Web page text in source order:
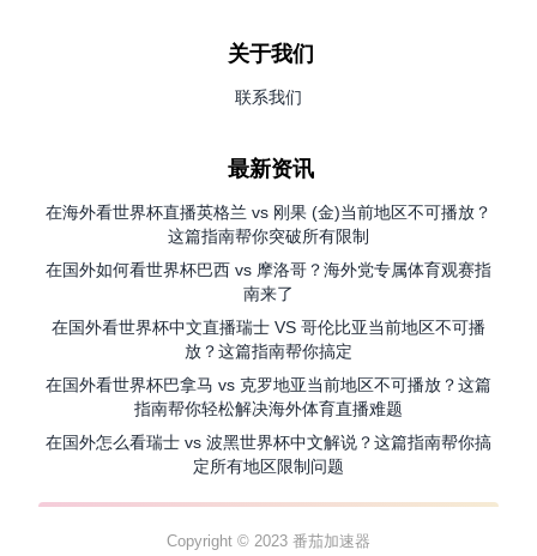
关于我们
联系我们
最新资讯
在海外看世界杯直播英格兰 vs 刚果 (金)当前地区不可播放？
这篇指南帮你突破所有限制
在国外如何看世界杯巴西 vs 摩洛哥？海外党专属体育观赛指
南来了
在国外看世界杯中文直播瑞士 VS 哥伦比亚当前地区不可播
放？这篇指南帮你搞定
在国外看世界杯巴拿马 vs 克罗地亚当前地区不可播放？这篇
指南帮你轻松解决海外体育直播难题
在国外怎么看瑞士 vs 波黑世界杯中文解说？这篇指南帮你搞
定所有地区限制问题
Copyright © 2023 番茄加速器